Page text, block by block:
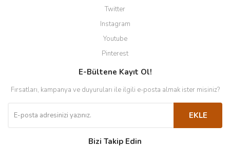
Twitter
Instagram
Youtube
Pinterest
E-Bültene Kayıt Ol!
Fırsatları, kampanya ve duyuruları ile ilgili e-posta almak ister misiniz?
EKLE
Bizi Takip Edin